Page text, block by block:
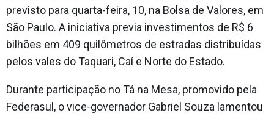
previsto para quarta-feira, 10, na Bolsa de Valores, em
São Paulo. A iniciativa previa investimentos de R$ 6
bilhões em 409 quilômetros de estradas distribuídas
pelos vales do Taquari, Caí e Norte do Estado.
Durante participação no Tá na Mesa, promovido pela
Federasul, o vice-governador Gabriel Souza lamentou